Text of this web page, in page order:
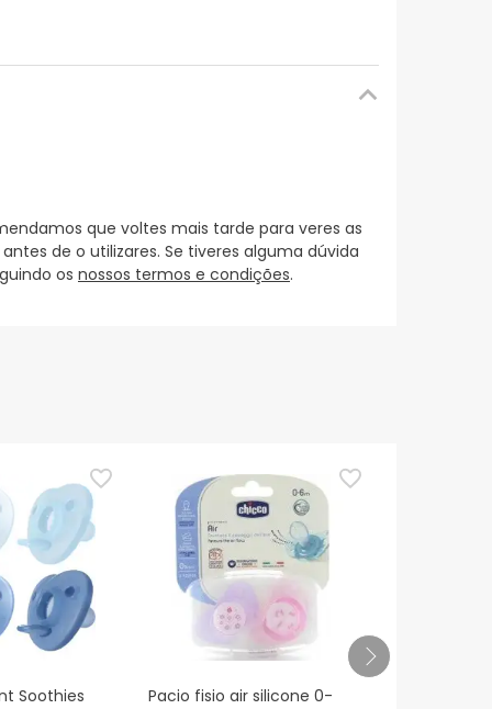
que voltes mais tarde para veres as
de o utilizares. Se tiveres alguma dúvida
os nossos termos e condições.
Soothies
Pacio fisio air silicone 0-